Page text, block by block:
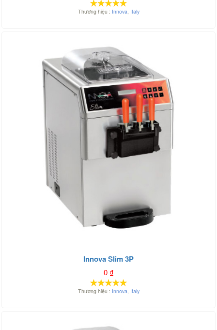
Thương hiệu : Innova, Italy
Innova Slim 3P
0₫
Thương hiệu : Innova, Italy